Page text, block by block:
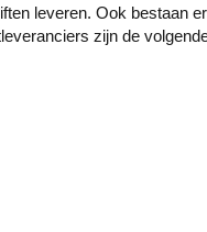
leveren. Ook bestaan
zijn de